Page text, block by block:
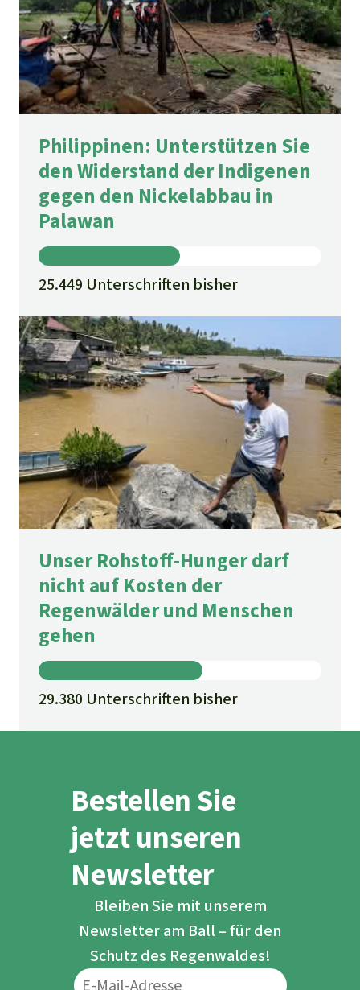
Philippinen: Unterstützen Sie
den Widerstand der Indigenen
gegen den Nickelabbau in
Palawan
25.449 Unterschriften bisher
Unser Rohstoff-Hunger darf
nicht auf Kosten der
Regenwälder und Menschen
gehen
29.380 Unterschriften bisher
Bestellen Sie
jetzt unseren
Newsletter
Bleiben Sie mit unserem
Newsletter am Ball – für den
Schutz des Regenwaldes!